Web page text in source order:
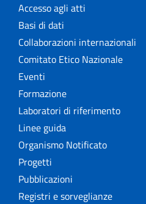
Accesso agli atti
Basi di dati
Collaborazioni internazionali
Comitato Etico Nazionale
Eventi
Formazione
Laboratori di riferimento
Linee guida
Organismo Notificato
Progetti
Pubblicazioni
Registri e sorveglianze